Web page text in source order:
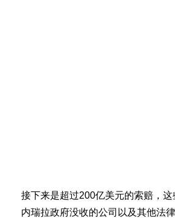
接下来是超过200亿美元的索赔，
内瑞拉政府没收的公司以及其他法